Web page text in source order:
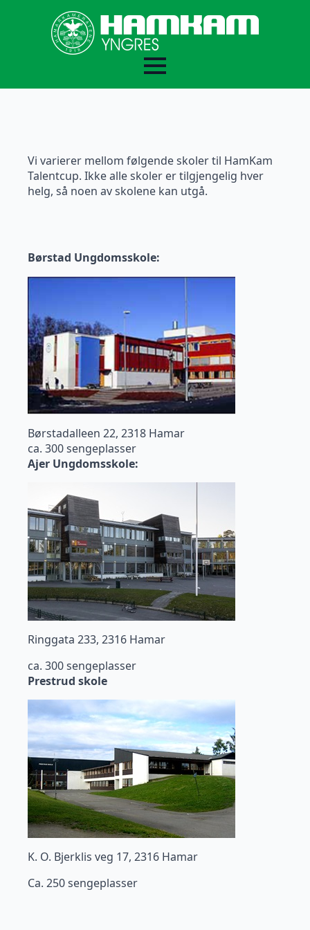
Skoleovernatting
Vi varierer mellom følgende skoler til HamKam
Talentcup. Ikke alle skoler er tilgjengelig hver
helg, så noen av skolene kan utgå.
Børstad Ungdomsskole:
Børstadalleen 22, 2318 Hamar
ca. 300 sengeplasser
Ajer Ungdomsskole:
Ringgata 233, 2316 Hamar
ca. 300 sengeplasser
Prestrud skole
K. O. Bjerklis veg 17, 2316 Hamar
Ca. 250 sengeplasser